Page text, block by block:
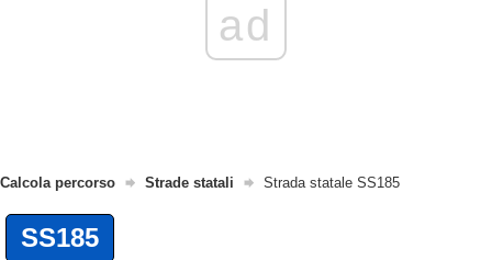
ad
Calcola percorso Strade statali Strada statale SS185
SS185